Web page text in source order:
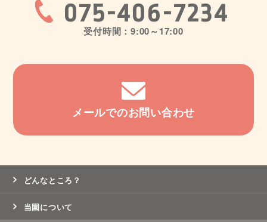
075-406-7234
受付時間：9:00～17:00
メールでのお問い合わせ
どんなところ？
当園について